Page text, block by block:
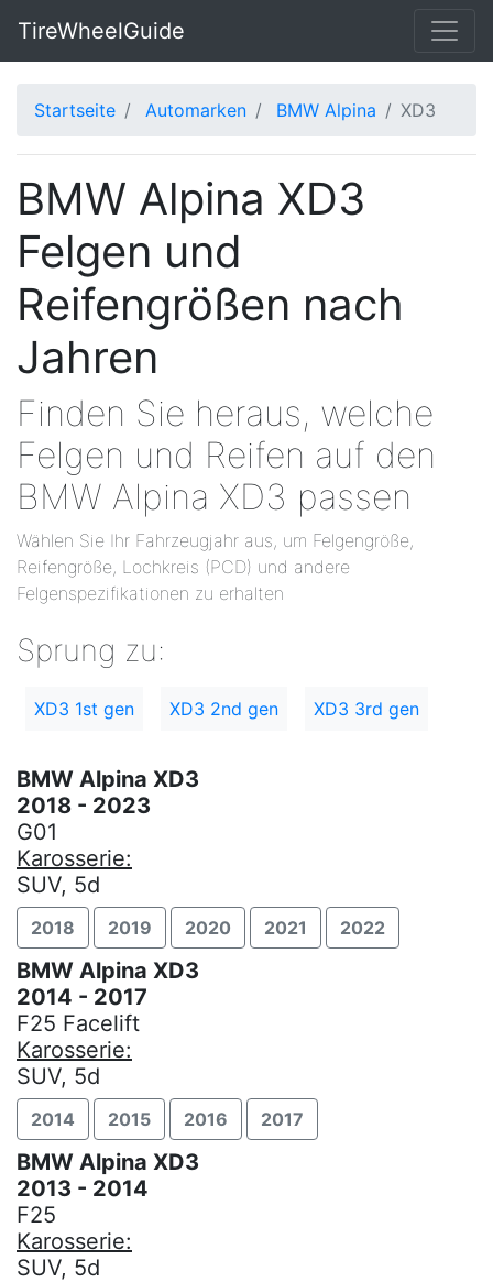
TireWheelGuide
Startseite Automarken BMW Alpina XD3
BMW Alpina XD3
Felgen und
Reifengrößen nach
Jahren
Finden Sie heraus, welche
Felgen und Reifen auf den
BMW Alpina XD3 passen
Wählen Sie Ihr Fahrzeugjahr aus, um Felgengröße,
Reifengröße, Lochkreis (PCD) und andere
Felgenspezifikationen zu erhalten
Sprung zu:
XD3 1st gen XD3 2nd gen XD3 3rd gen
BMW Alpina XD3
2018 - 2023
G01
Karosserie:
SUV, 5d
2018 2019 2020 2021 2022
BMW Alpina XD3
2014 - 2017
F25 Facelift
Karosserie:
SUV, 5d
2014 2015 2016 2017
BMW Alpina XD3
2013 - 2014
F25
Karosserie:
SUV, 5d